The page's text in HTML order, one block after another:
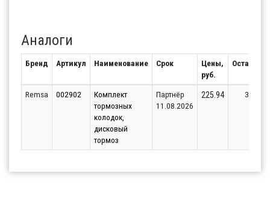
Аналоги
Бренд Артикул Наименование Срок
Цены,
руб.
Остаток
Remsa 002902
Комплект
тормозных
колодок,
дисковый
тормоз
Партнёр
11.08.2026
225.94 3